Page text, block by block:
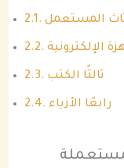
المستعمل
الإلكترونية
ثالثًا الكتب
رابعًا الأزياء